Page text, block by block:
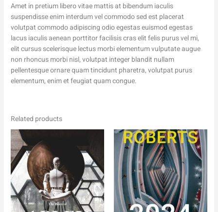
Amet in pretium libero vitae mattis at bibendum iaculis
suspendisse enim interdum vel commodo sed est placerat
volutpat commodo adipiscing odio egestas euismod egestas
lacus iaculis aenean porttitor facilisis cras elit felis purus vel mi,
elit cursus scelerisque lectus morbi elementum vulputate augue
non rhoncus morbi nisl, volutpat integer blandit nullam
pellentesque ornare quam tincidunt pharetra, volutpat purus
elementum, enim et feugiat quam congue.
Related products